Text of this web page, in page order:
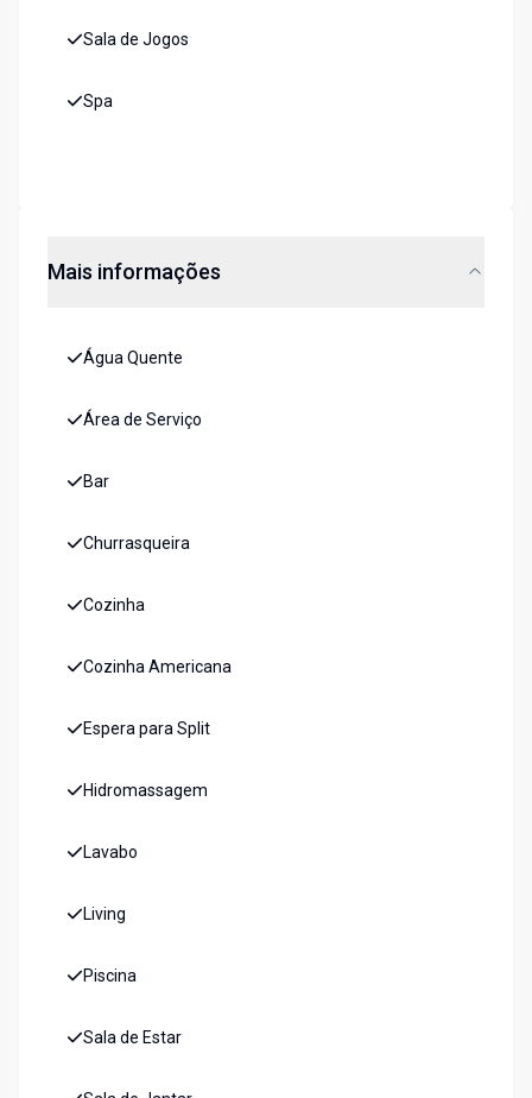
Sala de Jogos
Spa
Mais informações
Água Quente
Área de Serviço
Bar
Churrasqueira
Cozinha
Cozinha Americana
Espera para Split
Hidromassagem
Lavabo
Living
Piscina
Sala de Estar